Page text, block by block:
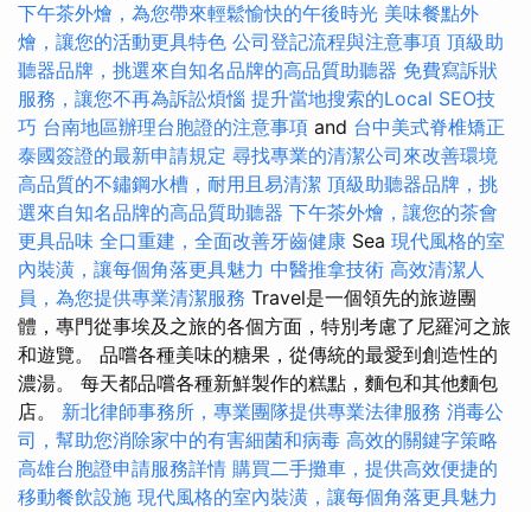
下午茶外燴，為您帶來輕鬆愉快的午後時光 美味餐點外
燴，讓您的活動更具特色 公司登記流程與注意事項 頂級助
聽器品牌，挑選來自知名品牌的高品質助聽器 免費寫訴狀
服務，讓您不再為訴訟煩惱 提升當地搜索的Local SEO技
巧 台南地區辦理台胞證的注意事項 and 台中美式脊椎矯正
泰國簽證的最新申請規定 尋找專業的清潔公司來改善環境
高品質的不鏽鋼水槽，耐用且易清潔 頂級助聽器品牌，挑
選來自知名品牌的高品質助聽器 下午茶外燴，讓您的茶會
更具品味 全口重建，全面改善牙齒健康 Sea 現代風格的室
內裝潢，讓每個角落更具魅力 中醫推拿技術 高效清潔人
員，為您提供專業清潔服務 Travel是一個領先的旅遊團
體，專門從事埃及之旅的各個方面，特別考慮了尼羅河之旅
和遊覽。 品嚐各種美味的糖果，從傳統的最愛到創造性的
濃湯。 每天都品嚐各種新鮮製作的糕點，麵包和其他麵包
店。 新北律師事務所，專業團隊提供專業法律服務 消毒公
司，幫助您消除家中的有害細菌和病毒 高效的關鍵字策略
高雄台胞證申請服務詳情 購買二手攤車，提供高效便捷的
移動餐飲設施 現代風格的室內裝潢，讓每個角落更具魅力